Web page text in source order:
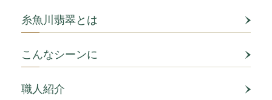
糸魚川翡翠とは
こんなシーンに
職人紹介